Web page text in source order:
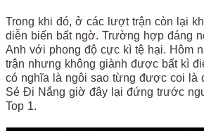
Trong khi đó, ở các lượt trận còn lại
diễn biến bất ngờ. Trường hợp đáng
Anh với phong độ cực kì tệ hại. Hôm
trận nhưng không giành được bất kì
có nghĩa là ngôi sao từng được coi là
Sẻ Đi Nắng giờ đây lại đứng trước
Top 1.